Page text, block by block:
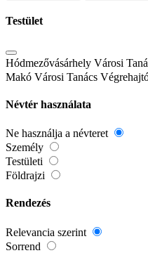
Testület
Hódmezővásárhely Városi
Makó Városi Tanács
Névtér használata
Ne használja a névteret
Személy
Testületi
Földrajzi
Rendezés
Relevancia szerint
Sorrend